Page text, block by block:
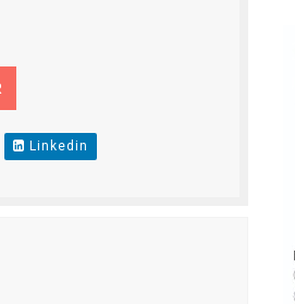
Linkedin